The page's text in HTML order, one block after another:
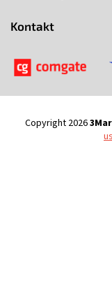
Kontakt
Copyright 2026